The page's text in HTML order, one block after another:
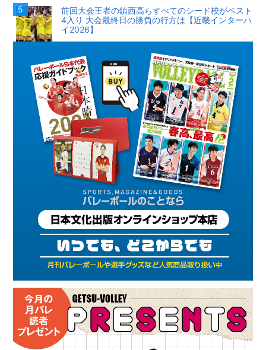
前回大会王者の鎮西高らすべてのシード校がベスト
4入り 大会最終日の勝負の行方は【近畿インターハ
イ2026】